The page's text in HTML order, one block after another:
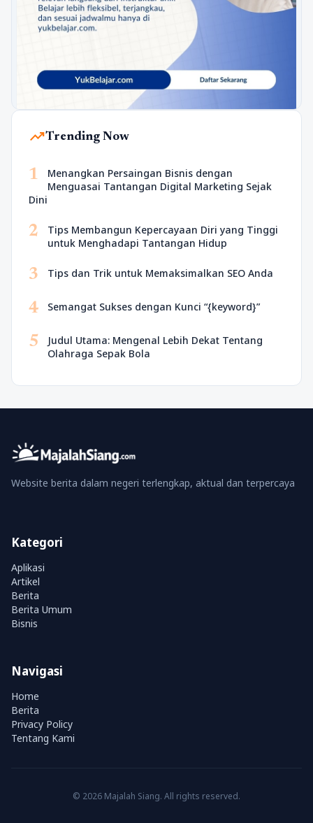
trending_upTrending Now
1
Menangkan Persaingan Bisnis dengan
Menguasai Tantangan Digital Marketing Sejak
Dini
2
Tips Membangun Kepercayaan Diri yang Tinggi
untuk Menghadapi Tantangan Hidup
3 Tips dan Trik untuk Memaksimalkan SEO Anda
4 Semangat Sukses dengan Kunci “{keyword}”
5
Judul Utama: Mengenal Lebih Dekat Tentang
Olahraga Sepak Bola
Website berita dalam negeri terlengkap, aktual dan terpercaya
Kategori
Aplikasi
Artikel
Berita
Berita Umum
Bisnis
Navigasi
Home
Berita
Privacy Policy
Tentang Kami
© 2026 Majalah Siang. All rights reserved.